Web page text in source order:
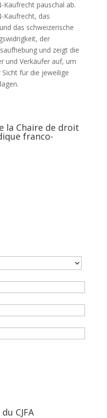
Kaufrecht pauschal ab.
Kaufrecht, das
das schweizerische
der
und zeigt die
und Verkäufer auf, um
für die jeweilige
la Chaire de droit
franco-
CJFA